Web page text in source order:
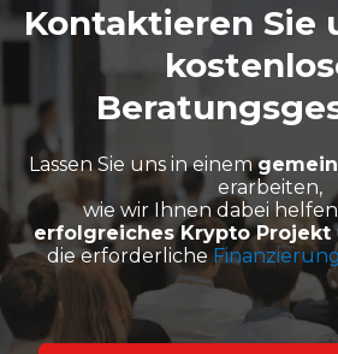
Kontaktieren Sie
Lassen Sie uns in einem
erarbeiten,
wie wir Ihnen dabei
erfolgreiches Krypto Projekt
die erforderliche